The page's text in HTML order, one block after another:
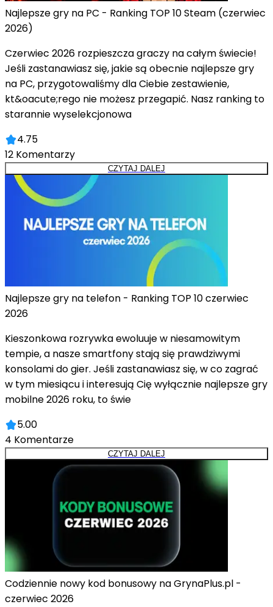
Najlepsze gry na PC - Ranking TOP 10 Steam (czerwiec
2026)
Czerwiec 2026 rozpieszcza graczy na całym świecie!
Jeśli zastanawiasz się, jakie są obecnie najlepsze gry
na PC, przygotowaliśmy dla Ciebie zestawienie,
kt&oacute;rego nie możesz przegapić. Nasz ranking to
starannie wyselekcjonowa
4.75
12 Komentarzy
CZYTAJ DALEJ
Najlepsze gry na telefon - Ranking TOP 10 czerwiec
2026
Kieszonkowa rozrywka ewoluuje w niesamowitym
tempie, a nasze smartfony stają się prawdziwymi
konsolami do gier. Jeśli zastanawiasz się, w co zagrać
w tym miesiącu i interesują Cię wyłącznie najlepsze gry
mobilne 2026 roku, to świe
5.00
4 Komentarze
CZYTAJ DALEJ
Codziennie nowy kod bonusowy na GrynaPlus.pl -
czerwiec 2026